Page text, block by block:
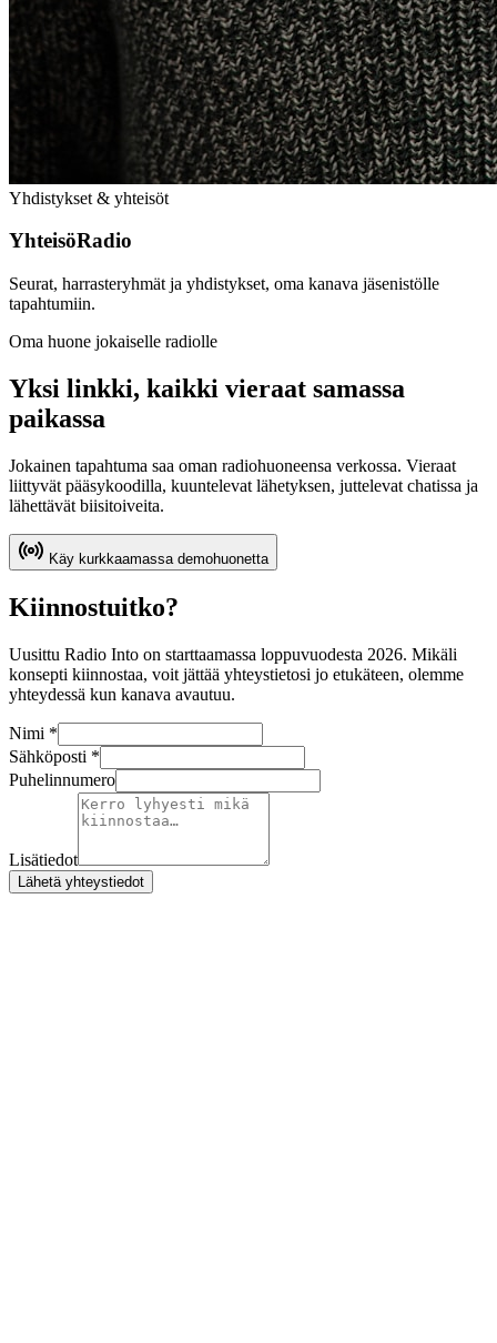
Yhdistykset & yhteisöt
YhteisöRadio
Seurat, harrasteryhmät ja yhdistykset, oma kanava jäsenistölle
tapahtumiin.
Oma huone jokaiselle radiolle
Yksi linkki, kaikki vieraat samassa
paikassa
Jokainen tapahtuma saa oman radiohuoneensa verkossa. Vieraat
liittyvät pääsykoodilla, kuuntelevat lähetyksen, juttelevat chatissa ja
lähettävät biisitoiveita.
Käy kurkkaamassa demohuonetta
Kiinnostuitko?
Uusittu Radio Into on starttaamassa loppuvuodesta 2026. Mikäli
konsepti kiinnostaa, voit jättää yhteystietosi jo etukäteen, olemme
yhteydessä kun kanava avautuu.
Nimi *
Sähköposti *
Puhelinnumero
Lisätiedot
Lähetä yhteystiedot